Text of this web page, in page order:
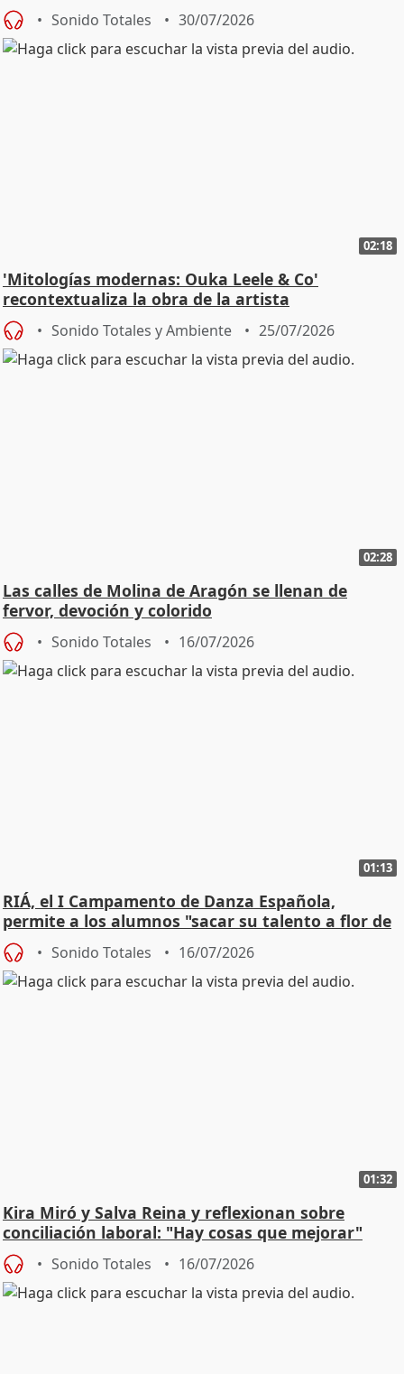
Sonido Totales 30/07/2026
02:18
'Mitologías modernas: Ouka Leele & Co'
recontextualiza la obra de la artista
Sonido Totales y Ambiente 25/07/2026
02:28
Las calles de Molina de Aragón se llenan de
fervor, devoción y colorido
Sonido Totales 16/07/2026
01:13
RIÁ, el I Campamento de Danza Española,
permite a los alumnos "sacar su talento a flor de
piel"
Sonido Totales 16/07/2026
01:32
Kira Miró y Salva Reina y reflexionan sobre
conciliación laboral: "Hay cosas que mejorar"
Sonido Totales 16/07/2026